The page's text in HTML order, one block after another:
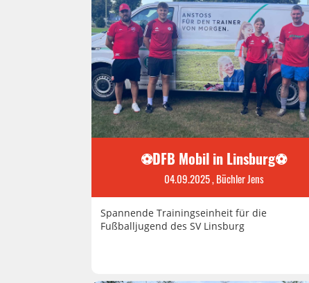
⚽DFB Mobil in Linsburg⚽
04.09.2025, Büchler Jens
Spannende Trainingseinheit für die
Fußballjugend des SV Linsburg